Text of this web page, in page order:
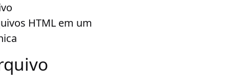
HTML em um